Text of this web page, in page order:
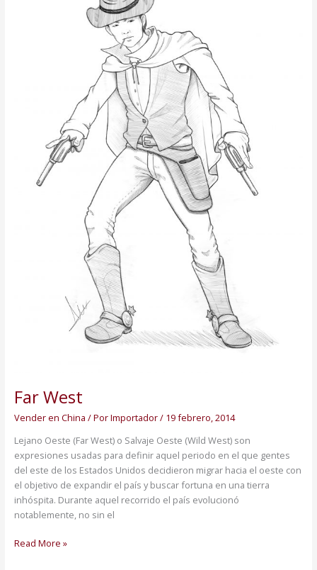
Far West
Vender en China / PorImportador/ 19 febrero, 2014
Lejano Oeste (Far West) o Salvaje Oeste (Wild West) son
expresiones usadas para definir aquel periodo en el que gentes
del este de los Estados Unidos decidieron migrar hacia el oeste con
el objetivo de expandir el país y buscar fortuna en una tierra
inhóspita. Durante aquel recorrido el país evolucionó
notablemente, no sin el
Read More »